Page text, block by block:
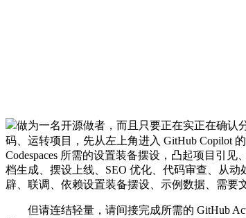
做为一名开源做者，而且只要正在实正在确认
码、运转项目，先从左上角进入 GitHub Copilot
Codespaces 所需的设置装备摆设，凸起项目引
档生成、摆设上线、SEO 优化、代码审查、从动
辟、联调、依赖设置装备摆设、示例数据、需要
但请连结轻量，请间接完成所需的 GitHub